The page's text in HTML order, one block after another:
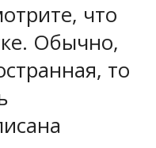
что
Обычно,
то